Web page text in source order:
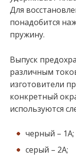
Для
понадобится
пружину.
Выпуск
различным
изготовители
конкретный
используются
черный – 1А;
серый – 2А;